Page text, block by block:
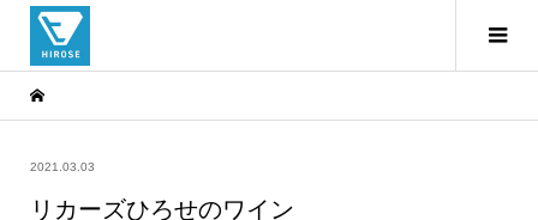
2021.03.03
リカーズひろせのワイン